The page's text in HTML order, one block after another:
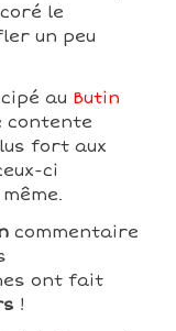
le
un peu
au Butin
contente
fort aux
ci
commentaire
ont fait
!